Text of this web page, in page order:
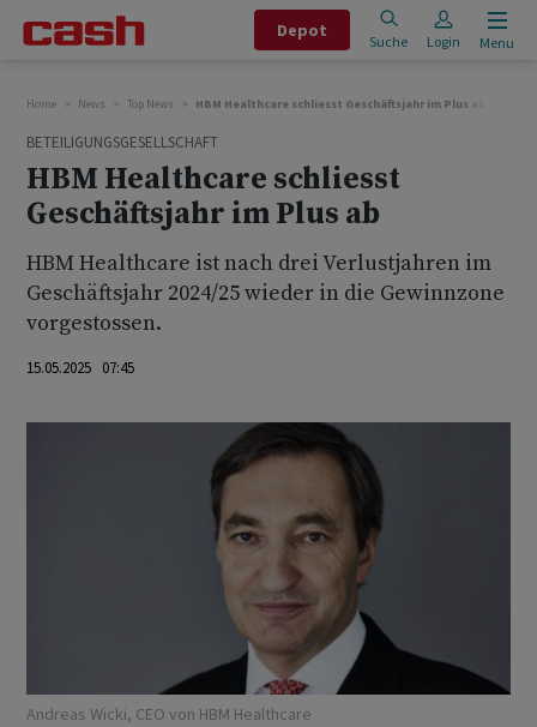
Depot
Suche Login Menu
Home News Top News HBM Healthcare schliesst Geschäftsjahr im Plus ab
BETEILIGUNGSGESELLSCHAFT
HBM Healthcare schliesst
Geschäftsjahr im Plus ab
HBM Healthcare ist nach drei Verlustjahren im
Geschäftsjahr 2024/25 wieder in die Gewinnzone
vorgestossen.
15.05.2025 07:45
Andreas Wicki, CEO von HBM Healthcare